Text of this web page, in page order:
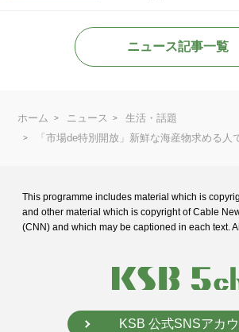
ニュース記事一覧
ホーム ニュース
生活・話題
「市場de特別開放」新鮮な海産物求める
This programme includes material which is
and other material which is copyright of Cable
(CNN) and which may be captioned in each text.
KSB 公式SNSアカウ